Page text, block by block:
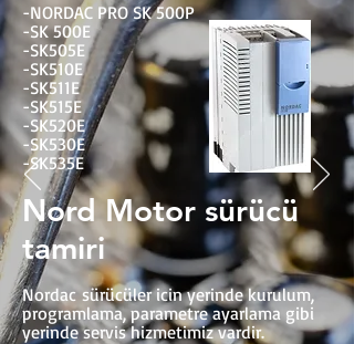
-NORDAC PRO SK 500P
-SK 500E
-SK505E
-SK510E​
-SK511E
-SK515E
-SK520E
-SK530E
-SK535E
Nord Motor sürücü
tamiri
Nordac sürücüler icin yerinde kurulum,
programlama, parametre ayarlama gibi
yerinde servis hizmetimiz vardir.